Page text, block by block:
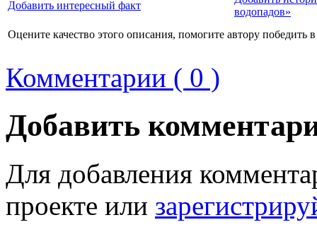
Добавить интересный факт
водопадов»
Оцените качество этого описания, помогите автору победить
Комментарии ( 0 )
Добавить
Для добавления
проекте или